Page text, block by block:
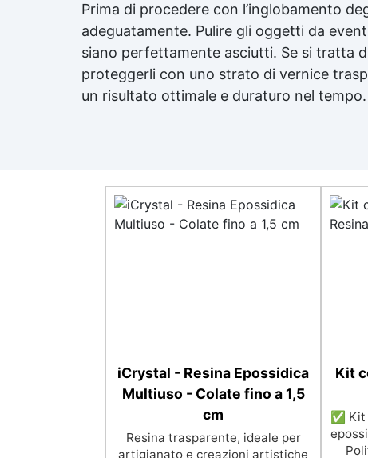
Prima di procedere con l’inglobamento
adeguatamente. Pulire gli oggetti da
siano perfettamente asciutti. Se si tratta
proteggerli con uno strato di vernice
un risultato ottimale e duraturo nel tempo.
iCrystal - Resina Epossidica
Multiuso - Colate fino a 1,5
cm
Resina trasparente, ideale per
artigianato e creazioni artistiche
Kit
✅ Kit